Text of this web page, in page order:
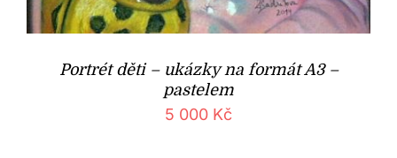
Portrét děti – ukázky na formát A3 –
pastelem
5 000 Kč